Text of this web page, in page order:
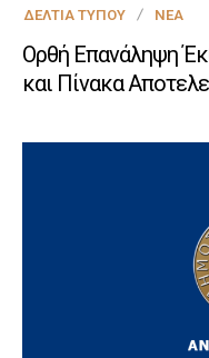
ΔΕΛΤΊΑ ΤΎΠΟΥ ΝΈΑ
Ορθή Επανάληψη
και Πίνακα